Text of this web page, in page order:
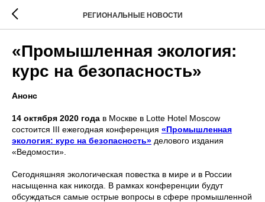
РЕГИОНАЛЬНЫЕ НОВОСТИ
«Промышленная экология:
курс на безопасность»
Анонс
14 октября 2020 года в Москве в Lotte Hotel Moscow
состоится III ежегодная конференция «Промышленная
экология: курс на безопасность» делового издания
«Ведомости».
Сегодняшняя экологическая повестка в мире и в России
насыщенна как никогда. В рамках конференции будут
обсуждаться самые острые вопросы в сфере промышленной